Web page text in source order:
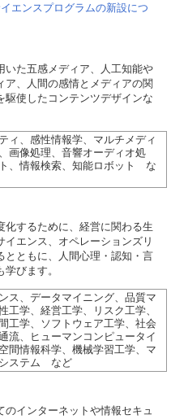
エンスプログラムの新設につ
いた五感メディア、人工知能や
ア、人間の感情とメディアの関
駆使したコンテンツデザインな
ィ、感性情報学、マルチメディ
画像処理、音響オーディオ処
、情報検索、知能ロボット な
化するために、経営に関わる生
エンス、オペレーションズリ
とともに、人間心理・認知・言
びます。
ス、データマイニング、品質マ
工学、経営工学、リスク工学、
工学、ソフトウェア工学、社会
流、ヒューマンコンピュータイ
間情報科学、機械学習工学、マ
システム など
のインターネットや情報セキュ